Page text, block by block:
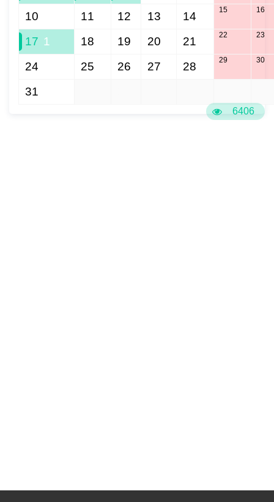
6406
10 11 12 13 14 15 16
17 1 18 19 20 21 22 23
24 25 26 27 28 29 30
31